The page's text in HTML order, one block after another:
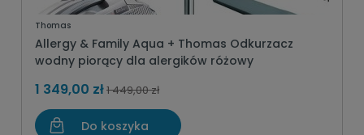
Thomas
Allergy & Family Aqua + Thomas Odkurzacz
wodny piorący dla alergików różowy
1 349,00 zł1 449,00 zł
Do koszyka